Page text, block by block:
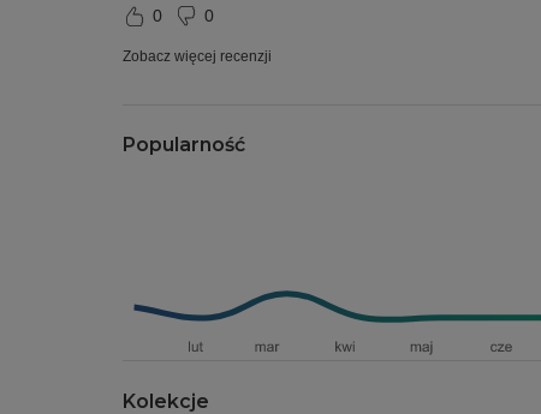
0 0
Zobacz więcej recenzji
Popularność
Kolekcje